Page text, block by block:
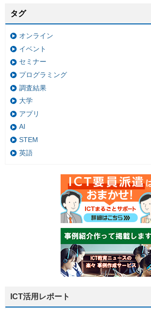
タグ
オンライン
イベント
セミナー
プログラミング
調査結果
大学
アプリ
AI
STEM
英語
ICT活用レポート